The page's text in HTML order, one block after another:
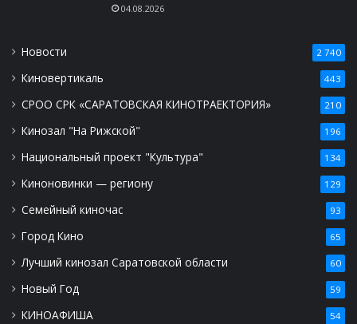
04.08.2026
Новости 2 740
Киновертикаль 443
СРОО СРК «САРАТОВСКАЯ КИНОТРАЕКТОРИЯ» 210
Кинозал "На Рижской" 196
Национальный проект "Культура" 134
Киноновинки — региону 129
Семейный киночас 93
Город Кино 65
Лучший кинозал Саратовской области 60
Новый Год 59
КИНОАФИША 54